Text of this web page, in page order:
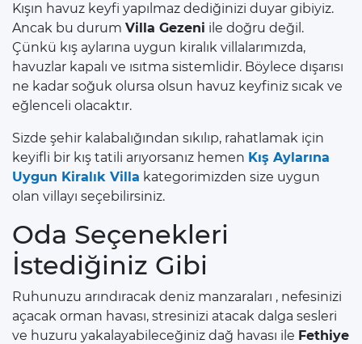
Kışın havuz keyfi yapılmaz dediğinizi duyar gibiyiz.
Ancak bu durum Villa Gezeni ile doğru değil.
Çünkü kış aylarına uygun kiralık villalarımızda,
havuzlar kapalı ve ısıtma sistemlidir. Böylece dışarısı
ne kadar soğuk olursa olsun havuz keyfiniz sıcak ve
eğlenceli olacaktır.
Sizde şehir kalabalığından sıkılıp, rahatlamak için
keyifli bir kış tatili arıyorsanız hemen Kış Aylarına
Uygun Kiralık Villa kategorimizden size uygun
olan villayı seçebilirsiniz.
Oda Seçenekleri
İstediğiniz Gibi
Ruhunuzu arındıracak deniz manzaraları , nefesinizi
açacak orman havası, stresinizi atacak dalga sesleri
ve huzuru yakalayabileceğiniz dağ havası ile Fethiye